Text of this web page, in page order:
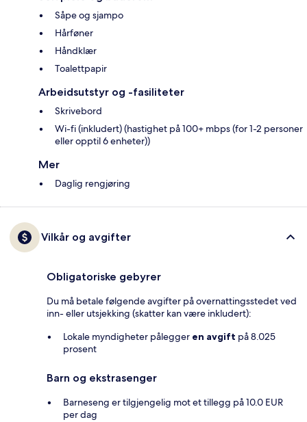
Såpe og sjampo
Hårføner
Håndklær
Toalettpapir
Arbeidsutstyr og -fasiliteter
Skrivebord
Wi-fi (inkludert) (hastighet på 100+ mbps (for 1-2 personer
eller opptil 6 enheter))
Mer
Daglig rengjøring
Vilkår og avgifter
Obligatoriske gebyrer
Du må betale følgende avgifter på overnattingsstedet ved
inn- eller utsjekking (skatter kan være inkludert):
Lokale myndigheter pålegger en avgift på 8.025
prosent
Barn og ekstrasenger
Barneseng er tilgjengelig mot et tillegg på 10.0 EUR
per dag